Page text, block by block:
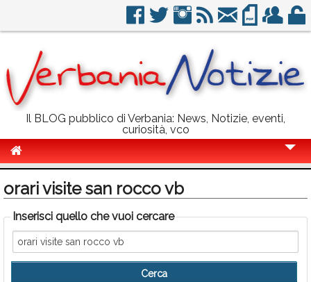
Il BLOG pubblico di Verbania: News, Notizie, eventi,
curiosità, vco
Politica
Sport
Eventi
orari visite san rocco vb
Inserisci quello che vuoi cercare